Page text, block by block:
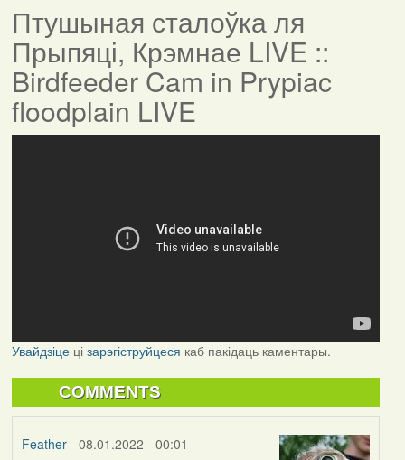
Птушыная сталоўка ля
Прыпяці, Крэмнае LIVE ::
Birdfeeder Cam in Prypiac
floodplain LIVE
Увайдзіцеці зарэгіструйцеся каб пакідаць каментары.
COMMENTS
Feather- 08.01.2022 - 00:01